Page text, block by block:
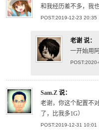
和我经历差不多，我
POST:2019-12-23 20:35
老谢 说：
一开始用
Sam.Z 说：
老谢，你这个配置不
了，比我多1G）
POST:2019-12-31 10:01